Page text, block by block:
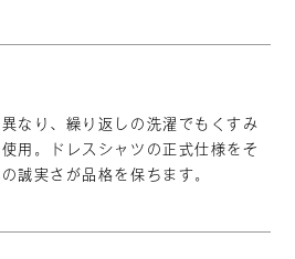
なり、繰り返しの洗濯でもくすみ
用。ドレスシャツの正式仕様をそ
誠実さが品格を保ちます。